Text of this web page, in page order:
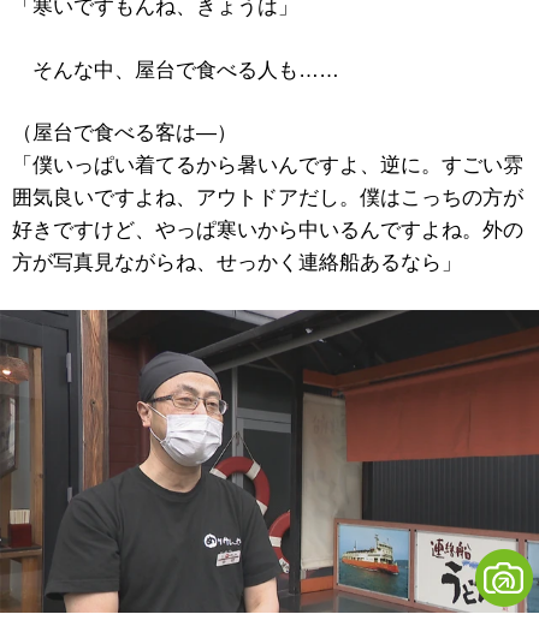
「寒いですもんね、きょうは」
そんな中、屋台で食べる人も……
（屋台で食べる客は―）
「僕いっぱい着てるから暑いんですよ、逆に。すごい雰
囲気良いですよね、アウトドアだし。僕はこっちの方が
好きですけど、やっぱ寒いから中いるんですよね。外の
方が写真見ながらね、せっかく連絡船あるなら」